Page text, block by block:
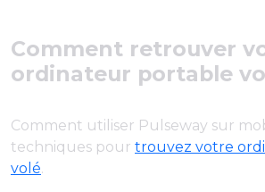
Comment retrouver
ordinateur portable
Comment utiliser Pulseway sur
techniques pour trouvez votre
volé.